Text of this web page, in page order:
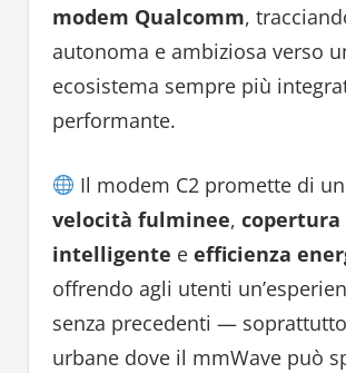
modem Qualcomm,
autonoma e ambiziosa verso
ecosistema sempre più
performante.
Il modem C2 promette di
velocità fulminee, copertura
intelligente e efficienza
offrendo agli utenti
senza precedenti —
urbane dove il mmWave può